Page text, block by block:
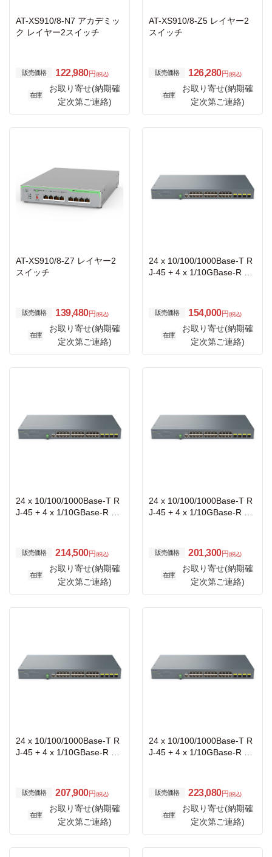
AT-XS910/8-N7 アカデミッ
ク レイヤー2スイッチ
販売価格 122,980円 (税込)
在庫
お取り寄せ(納期確
定次第ご連絡)
AT-XS910/8-Z5 レイヤー2
スイッチ
販売価格 126,280円 (税込)
在庫
お取り寄せ(納期確
定次第ご連絡)
AT-XS910/8-Z7 レイヤー2
スイッチ
販売価格 139,480円 (税込)
在庫
お取り寄せ(納期確
定次第ご連絡)
24 x 10/100/1000Base-T R
J-45 + 4 x 1/10GBase-R SF
販売価格 154,000円 (税込)
在庫
お取り寄せ(納期確
定次第ご連絡)
24 x 10/100/1000Base-T R
J-45 + 4 x 1/10GBase-R SF
販売価格 214,500円 (税込)
在庫
お取り寄せ(納期確
定次第ご連絡)
24 x 10/100/1000Base-T R
J-45 + 4 x 1/10GBase-R SF
販売価格 201,300円 (税込)
在庫
お取り寄せ(納期確
定次第ご連絡)
24 x 10/100/1000Base-T R
J-45 + 4 x 1/10GBase-R SF
販売価格 207,900円 (税込)
在庫
お取り寄せ(納期確
定次第ご連絡)
24 x 10/100/1000Base-T R
J-45 + 4 x 1/10GBase-R SF
販売価格 223,080円 (税込)
在庫
お取り寄せ(納期確
定次第ご連絡)